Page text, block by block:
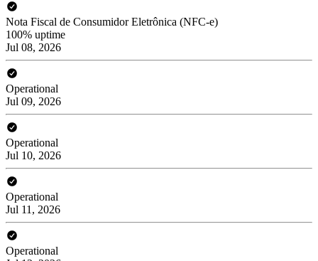
Nota Fiscal de Consumidor Eletrônica (NFC-e)
100% uptime
Jul 08, 2026
Operational
Jul 09, 2026
Operational
Jul 10, 2026
Operational
Jul 11, 2026
Operational